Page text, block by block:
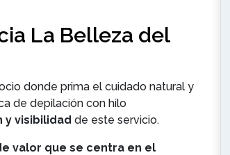
La Belleza del
donde prima el cuidado natural y
de depilación con hilo
y visibilidad de este servicio.
valor que se centra en el